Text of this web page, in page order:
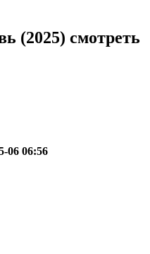
(2025) смотреть
06 06:56